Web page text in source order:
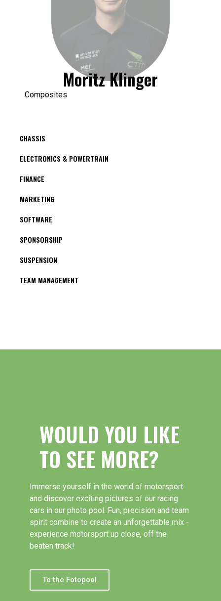
Moritz Klinger
Composites
CHASSIS
ELECTRONICS & POWERTRAIN
FINANCE
MARKETING
SOFTWARE
SPONSORSHIP
SUSPENSION
TEAM MANAGEMENT
WOULD YOU LIKE
TO SEE MORE?
Immerse yourself in the world of motorsport
and discover exciting pictures of our racing
cars in our photo pool. Fun, precision and team
spirit combine to create an unforgettable mix -
experience motorsport up close, off the
beaten track!
To the Fotopool